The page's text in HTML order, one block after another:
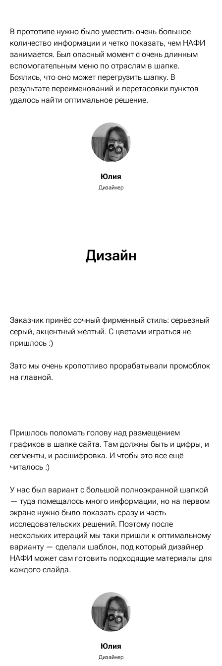
В прототипе нужно было уместить очень большое
количество информации и четко показать, чем НАФИ
занимается. Был опасный момент с очень длинным
вспомогательным меню по отраслям в шапке.
Боялись, что оно может перегрузить шапку. В
результате переименований и перетасовки пунктов
удалось найти оптимальное решение.
Юлия
Дизайнер
Дизайн
Заказчик принёс сочный фирменный стиль: серьезный
серый, акцентный жёлтый. С цветами играться не
пришлось :)
Зато мы очень кропотливо прорабатывали промоблок
на главной.
Пришлось поломать голову над размещением
графиков в шапке сайта. Там должны быть и цифры, и
сегменты, и расшифровка. И чтобы это все ещё
читалось :)
У нас был вариант с большой полноэкранной шапкой
­— туда помещалось много информации, но на первом
экране нужно было показать сразу и часть
исследовательских решений. Поэтому после
нескольких итераций мы таки пришли к оптимальному
варианту — сделали шаблон, под который дизайнер
НАФИ может сам готовить подходящие материалы для
каждого слайда.
Юлия
Дизайнер